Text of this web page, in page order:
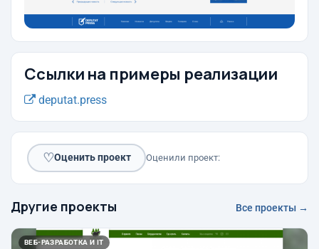
Ссылки на примеры реализации
deputat.press
♡Оценить проект Оценили проект:
Другие проекты Все проекты →
ВЕБ-РАЗРАБОТКА И IT